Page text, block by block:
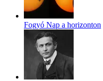
Fogyó Nap a horizonton